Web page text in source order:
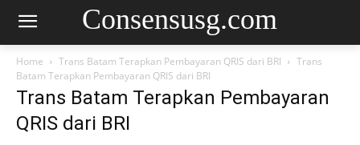
Consensusg.com
Home Trans Batam Terapkan Pembayaran QRIS dari BRI
Trans
Batam Terapkan Pembayaran QRIS dari BRI
Trans Batam Terapkan Pembayaran
QRIS dari BRI